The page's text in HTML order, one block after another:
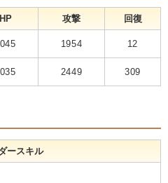
HP 攻撃 回復
1954 12
2449 309
ースキル